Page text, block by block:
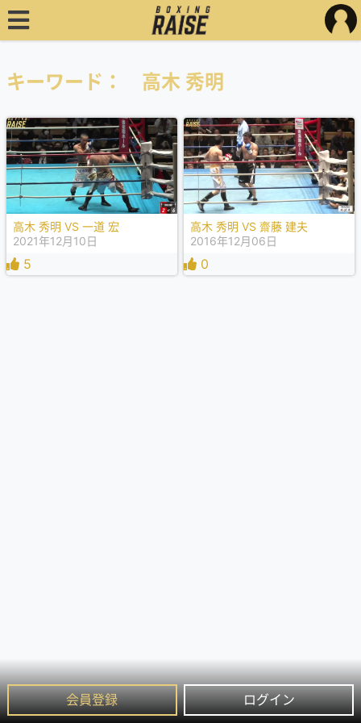
会員登録 ログイン
キーワード： 高木 秀明
高木 秀明 VS 一道 宏
2021年12月10日
5
高木 秀明 VS 齋藤 建夫
2016年12月06日
0